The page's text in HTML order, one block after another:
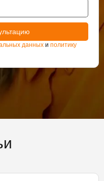
данных и политику